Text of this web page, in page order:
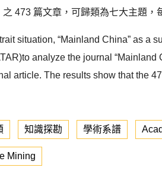
473 篇文章，可歸類為七大主題
situation, “Mainland China” as
analyze the journal
article. The results show that the
知識探勘 學術系譜
Mining